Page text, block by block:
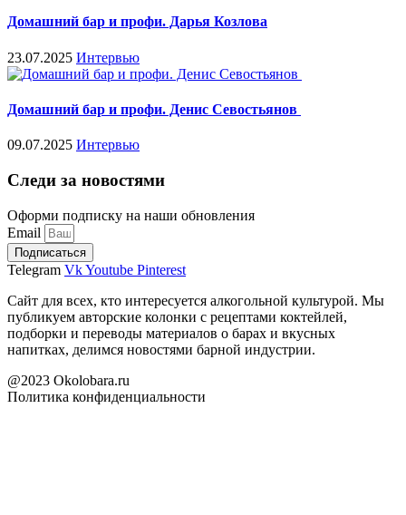
Домашний бар и профи. Дарья Козлова
23.07.2025 Интервью
Домашний бар и профи. Денис Севостьянов
09.07.2025 Интервью
Следи за новостями
Оформи подписку на наши обновления
Email
Подписаться
Telegram VkYoutube Pinterest
Сайт для всех, кто интересуется алкогольной культурой. Мы
публикуем авторские колонки с рецептами коктейлей,
подборки и переводы материалов о барах и вкусных
напитках, делимся новостями барной индустрии.
@2023 Okolobara.ru
Политика конфиденциальности